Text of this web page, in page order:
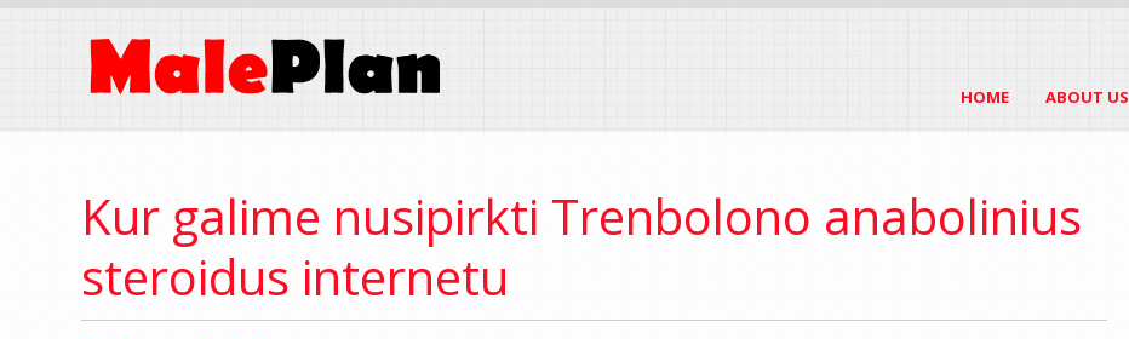
HOME ABOUT US
Kur galime nusipirkti Trenbolono anabolinius
steroidus internetu